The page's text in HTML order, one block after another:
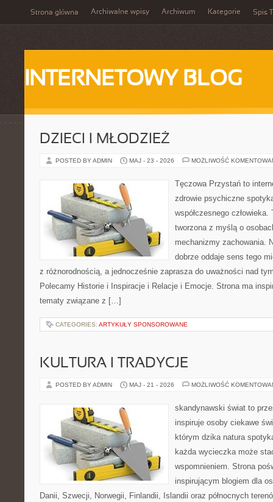
Strona główna Archiwalne wpisy Archiwum Kategorie Spis
INTERNETOWY BLOG
DZIECI I MŁODZIEŻ
POSTED BY ADMIN MAJ - 23 - 2026 MOŻLIWOŚĆ
Tęczowa Przystań to
zdrowie psychiczne
współczesnego
tworzona z myślą o
mechanizmy zachowania.
dobrze oddaje sens tego
z różnorodnością, a jednocześnie zaprasza do uważności nad
Polecamy Historie i Inspiracje i Relacje i Emocje. Strona ma
tematy związane z […]
CATEGORIES: ARTYKUŁY SPONSOROWANE
KULTURA I TRADYCJE
POSTED BY ADMIN MAJ - 21 - 2026 MOŻLIWOŚĆ
skandynawski świat to
inspiruje osoby ciekawe
którym dzika natura
każda wycieczka może
wspomnieniem. Strona
inspirującym blogiem dla
Danii, Szwecji, Norwegii, Finlandii, Islandii oraz północnych